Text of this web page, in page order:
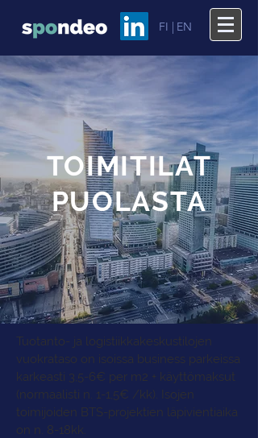
FI | EN
TOIMITILAT
PUOLASTA
Tuotanto- ja logistiikkakeskustilojen
vuokrataso on isoissa business parkeissa
karkeasti 3,5-6€ per m2 + käyttömaksut
(normaalisti n. 1-1,5€ /kk). Isojen
toimijoiden BTS-projektien läpivientiaika
on n. 8-18kk.